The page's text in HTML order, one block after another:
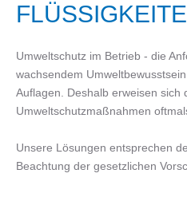
Umweltschutz im Betrieb - die
wachsendem
Auflagen. Deshalb erweisen sich
Umweltschutzmaßnahmen
Unsere Lösungen entsprechen
Beachtung der gesetzlichen